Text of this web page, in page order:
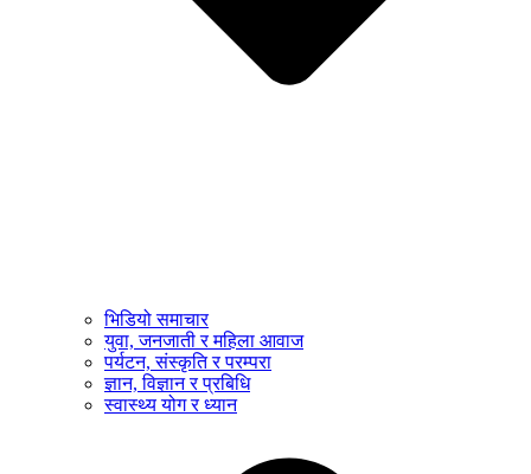
भिडियो समाचार
युवा, जनजाती र महिला आवाज
पर्यटन, संस्कृति र परम्परा
ज्ञान, विज्ञान र प्रबिधि
स्वास्थ्य योग र ध्यान